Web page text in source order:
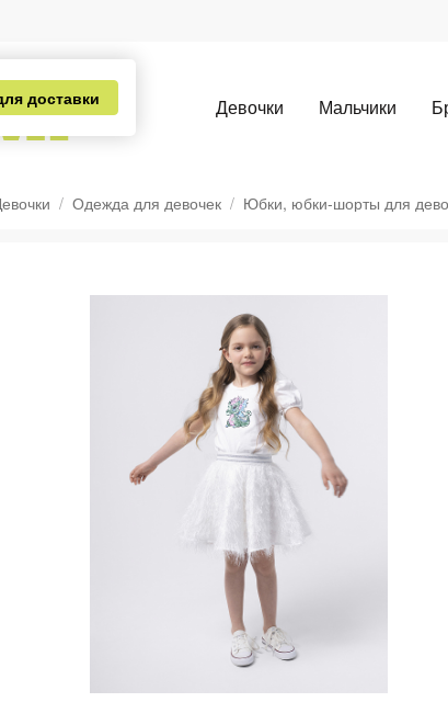
доставки Девочки Мальчики
Одежда для девочек Юбки, юбки-шорты для
Разбейте
на части